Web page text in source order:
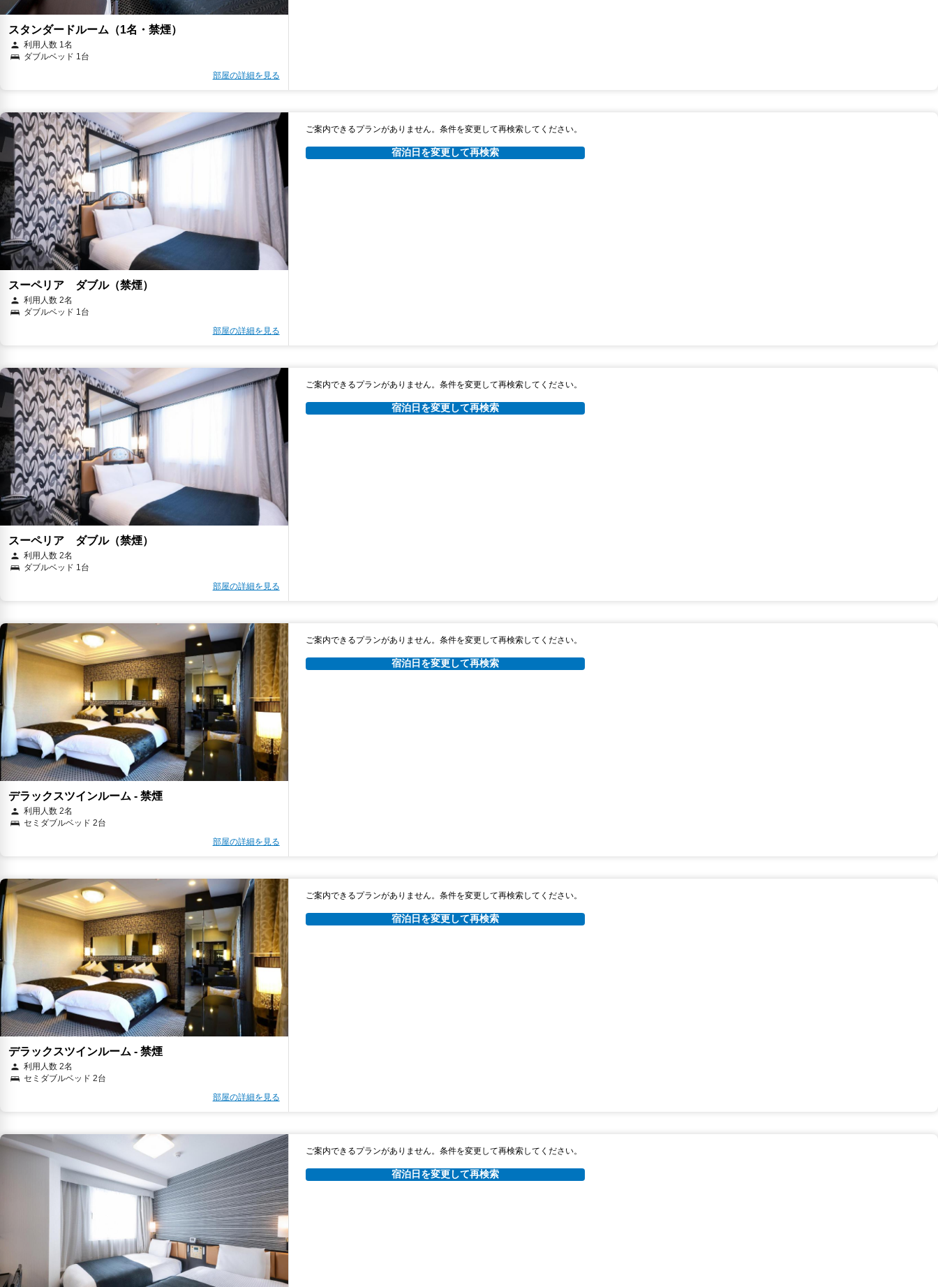
スタンダードルーム（1名・禁煙）
利用人数 1名
ダブルベッド 1台
部屋の詳細を見る
スーペリア ダブル（禁煙）
利用人数 2名
ダブルベッド 1台
部屋の詳細を見る
ご案内できるプランがありません。条件を変更して再検索してください。
宿泊日を変更して再検索
スーペリア ダブル（禁煙）
利用人数 2名
ダブルベッド 1台
部屋の詳細を見る
ご案内できるプランがありません。条件を変更して再検索してください。
宿泊日を変更して再検索
デラックスツインルーム - 禁煙
利用人数 2名
セミダブルベッド 2台
部屋の詳細を見る
ご案内できるプランがありません。条件を変更して再検索してください。
宿泊日を変更して再検索
デラックスツインルーム - 禁煙
利用人数 2名
セミダブルベッド 2台
部屋の詳細を見る
ご案内できるプランがありません。条件を変更して再検索してください。
宿泊日を変更して再検索
ご案内できるプランがありません。条件を変更して再検索してください。
宿泊日を変更して再検索